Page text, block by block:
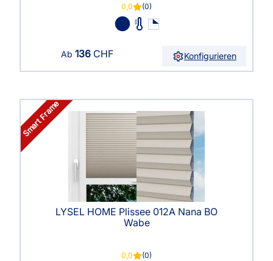
0,0 (0)
Ab 136 CHF Konfigurieren
Smart Frame
LYSEL HOME Plissee 012A Nana BO
Wabe
0,0 (0)